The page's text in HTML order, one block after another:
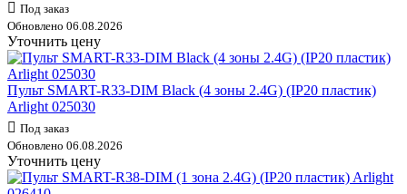
Под заказ
Обновлено 06.08.2026
Уточнить цену
Пульт SMART-R33-DIM Black (4 зоны 2.4G) (IP20 пластик)
Arlight 025030
Под заказ
Обновлено 06.08.2026
Уточнить цену